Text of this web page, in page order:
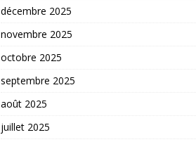
décembre 2025
novembre 2025
octobre 2025
septembre 2025
août 2025
juillet 2025